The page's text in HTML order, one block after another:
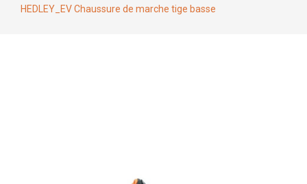
HEDLEY_EV Chaussure de marche tige basse